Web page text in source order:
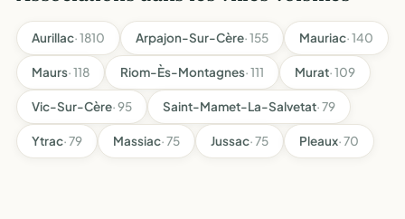
Aurillac· 1810 Arpajon-Sur-Cère· 155 Mauriac· 140
Maurs· 118 Riom-Ès-Montagnes· 111 Murat· 109
Vic-Sur-Cère· 95 Saint-Mamet-La-Salvetat· 79
Ytrac· 79 Massiac· 75 Jussac· 75 Pleaux· 70